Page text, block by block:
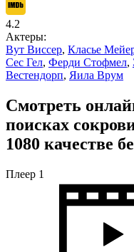
4.2
Актеры:
Вут Виссер, Класье
Сес Гел, Ферди Стофмел,
Вестендорп, Яила Врум
Смотреть
поисках
1080 качестве
Плеер 1